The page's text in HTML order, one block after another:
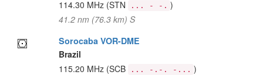
114.30 MHz (STN ... - -. )
41.2 nm (76.3 km) S
Sorocaba VOR-DME
Brazil
115.20 MHz (SCB ... -.-. -... )